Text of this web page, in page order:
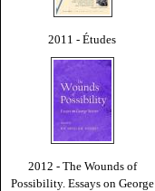
2011 - Études
2012 - The Wounds of
Possibility. Essays on George